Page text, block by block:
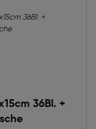
36Bl. +